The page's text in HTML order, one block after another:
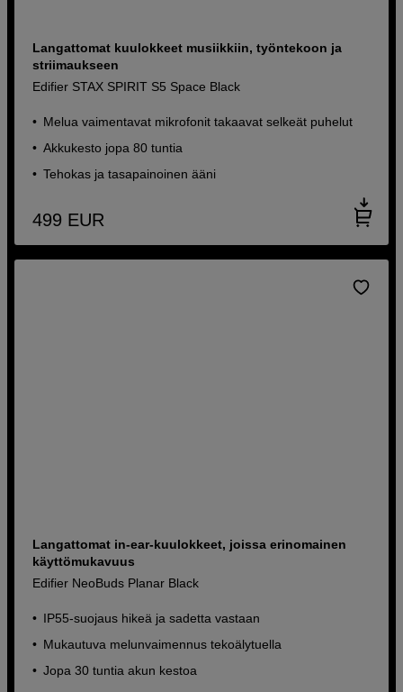
Langattomat kuulokkeet musiikkiin, työntekoon ja
striimaukseen
Edifier STAX SPIRIT S5 Space Black
Melua vaimentavat mikrofonit takaavat selkeät puhelut
Akkukesto jopa 80 tuntia
Tehokas ja tasapainoinen ääni
499 EUR
Langattomat in-ear-kuulokkeet, joissa erinomainen
käyttömukavuus
Edifier NeoBuds Planar Black
IP55-suojaus hikeä ja sadetta vastaan
Mukautuva melunvaimennus tekoälytuella
Jopa 30 tuntia akun kestoa